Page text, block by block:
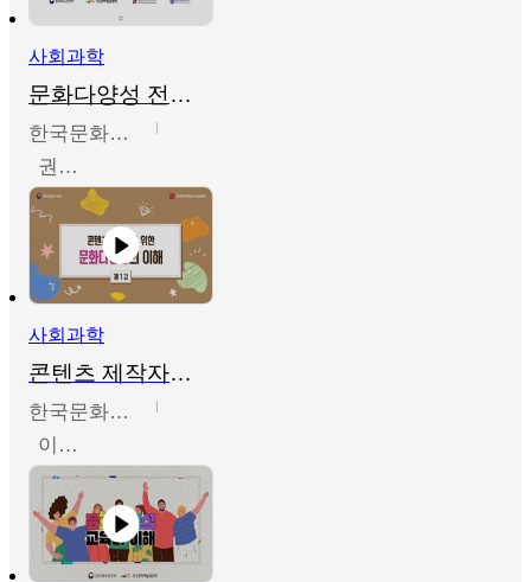
사회과학
문화다양성 전문인력 양성 기본과정 - 문화다양성의 이해
한국문화예술교육진흥원
권숙인 외 8명
사회과학
콘텐츠 제작자를 위한 문화다양성의 이해
한국문화예술교육진흥원
이성민